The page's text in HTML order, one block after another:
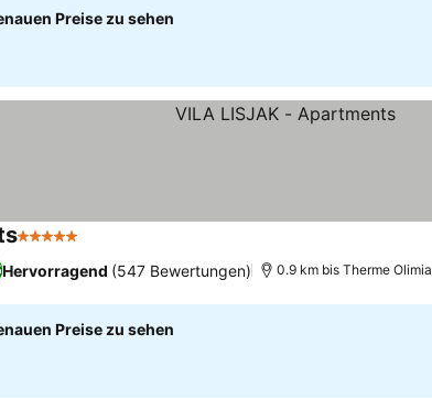
Preise zu sehen
5 Sterne
Hervorragend (547 Bewertungen) 0.9 km bis Therme Olimia
Preise zu sehen